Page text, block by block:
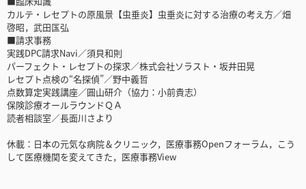
カルテ・レセプトの原風景【虫垂炎】虫垂炎に対する治療の考え方／畑
啓昭，武田匤弘
■請求事務
実践DPC請求Navi／須貝和則
パーフェクト・レセプトの探求／株式会社ソラスト・坂井田晃
レセプト点検の“名探偵”／野中義哲
点数算定実践講座／圓山研介（協力：小前貴志）
保険診療オールラウンドＱＡ
読者相談室／長面川さより
休載：日本の元気な病院＆クリニック，医療事務Openフォーラム，こう
して医療機関を変えてきた，医療事務View